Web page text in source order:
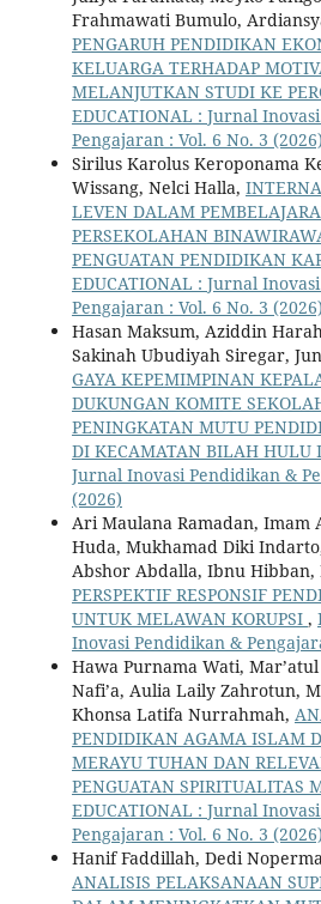
Frahmawati Bumulo,
PENGARUH PENDIDIKAN
KELUARGA TERHADAP
MELANJUTKAN STUDI KE
EDUCATIONAL : Jurnal
Pengajaran : Vol. 6 No. 3 (2026)
Sirilus Karolus Keroponama
Wissang, Nelci Halla,
LEVEN DALAM
PERSEKOLAHAN
PENGUATAN PENDIDIKAN
EDUCATIONAL : Jurnal
Pengajaran : Vol. 6 No. 3 (2026)
Hasan Maksum, Aziddin
Sakinah Ubudiyah Siregar,
GAYA KEPEMIMPINAN
DUKUNGAN KOMITE
PENINGKATAN MUTU
DI KECAMATAN BILAH HULU I
Jurnal Inovasi Pendidikan &
(2026)
Ari Maulana Ramadan, Imam
Huda, Mukhamad Diki
Abshor Abdalla, Ibnu Hibban,
PERSPEKTIF RESPONSIF
UNTUK MELAWAN KORUPSI ,
Inovasi Pendidikan &
Hawa Purnama Wati,
Nafi’a, Aulia Laily Zahrotun,
Khonsa Latifa Nurrahmah,
PENDIDIKAN AGAMA ISLAM
MERAYU TUHAN DAN
PENGUATAN SPIRITUALITAS
EDUCATIONAL : Jurnal
Pengajaran : Vol. 6 No. 3 (2026)
Hanif Faddillah, Dedi
ANALISIS PELAKSANAAN